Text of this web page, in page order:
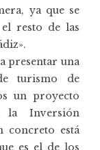
ya que se
resto de las
presentar una
turismo de
un proyecto
la Inversión
concreto está
es el de los